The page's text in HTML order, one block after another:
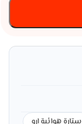
ستارة هوائية ارو